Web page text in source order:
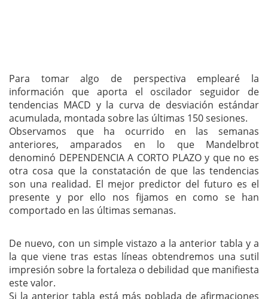
Para tomar algo de perspectiva emplearé la
información que aporta el oscilador seguidor de
tendencias MACD y la curva de desviación estándar
acumulada, montada sobre las últimas 150 sesiones.
Observamos que ha ocurrido en las semanas
anteriores, amparados en lo que Mandelbrot
denominó DEPENDENCIA A CORTO PLAZO y que no es
otra cosa que la constatación de que las tendencias
son una realidad. El mejor predictor del futuro es el
presente y por ello nos fijamos en como se han
comportado en las últimas semanas.
De nuevo, con un simple vistazo a la anterior tabla y a
la que viene tras estas líneas obtendremos una sutil
impresión sobre la fortaleza o debilidad que manifiesta
este valor.
Si la anterior tabla está más poblada de afirmaciones